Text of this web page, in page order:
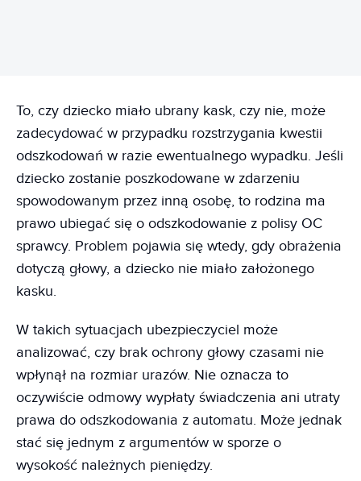
To, czy dziecko miało ubrany kask, czy nie, może
zadecydować w przypadku rozstrzygania kwestii
odszkodowań w razie ewentualnego wypadku. Jeśli
dziecko zostanie poszkodowane w zdarzeniu
spowodowanym przez inną osobę, to rodzina ma
prawo ubiegać się o odszkodowanie z polisy OC
sprawcy. Problem pojawia się wtedy, gdy obrażenia
dotyczą głowy, a dziecko nie miało założonego
kasku.
W takich sytuacjach ubezpieczyciel może
analizować, czy brak ochrony głowy czasami nie
wpłynął na rozmiar urazów. Nie oznacza to
oczywiście odmowy wypłaty świadczenia ani utraty
prawa do odszkodowania z automatu. Może jednak
stać się jednym z argumentów w sporze o
wysokość należnych pieniędzy.